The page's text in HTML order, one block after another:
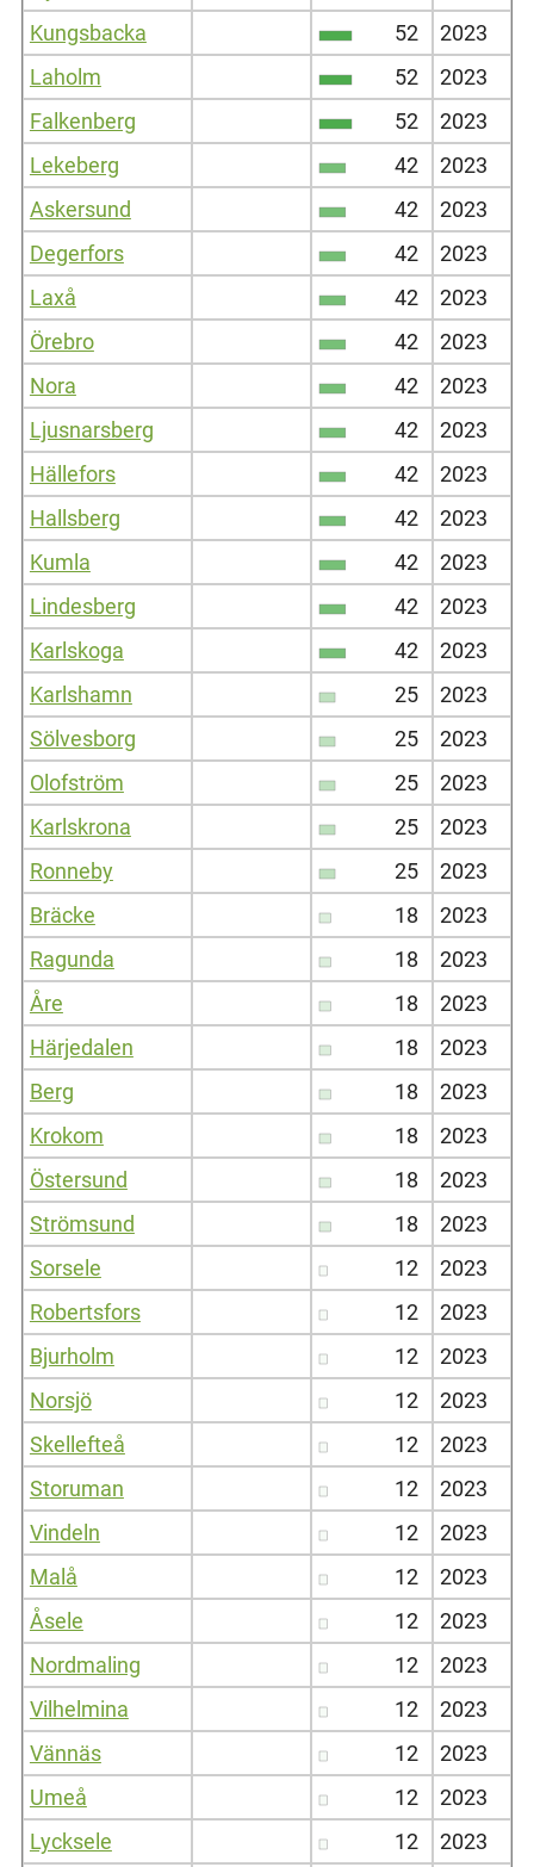
Kungsbacka
52
2023
Laholm
52
2023
Falkenberg
52
2023
Lekeberg
42
2023
Askersund
42
2023
Degerfors
42
2023
Laxå
42
2023
Örebro
42
2023
Nora
42
2023
Ljusnarsberg
42
2023
Hällefors
42
2023
Hallsberg
42
2023
Kumla
42
2023
Lindesberg
42
2023
Karlskoga
42
2023
Karlshamn
25
2023
Sölvesborg
25
2023
Olofström
25
2023
Karlskrona
25
2023
Ronneby
25
2023
Bräcke
18
2023
Ragunda
18
2023
Åre
18
2023
Härjedalen
18
2023
Berg
18
2023
Krokom
18
2023
Östersund
18
2023
Strömsund
18
2023
Sorsele
12
2023
Robertsfors
12
2023
Bjurholm
12
2023
Norsjö
12
2023
Skellefteå
12
2023
Storuman
12
2023
Vindeln
12
2023
Malå
12
2023
Åsele
12
2023
Nordmaling
12
2023
Vilhelmina
12
2023
Vännäs
12
2023
Umeå
12
2023
Lycksele
12
2023